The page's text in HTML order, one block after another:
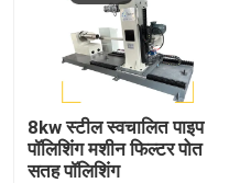
8kw स्टील स्वचालित पाइप
पॉलिशिंग मशीन फिल्टर पोत
सतह पॉलिशिंग